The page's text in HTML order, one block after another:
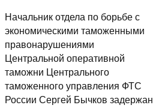
Начальник отдела по борьбе с
экономическими таможенными
правонарушениями
Центральной оперативной
таможни Центрального
таможенного управления ФТС
России Сергей Бычков задержан